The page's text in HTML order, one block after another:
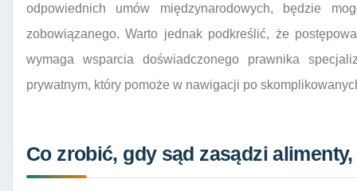
odpowiednich umów międzynarodowych, będzie
zobowiązanego. Warto jednak podkreślić, że
wymaga wsparcia doświadczonego prawnika
prywatnym, który pomoże w nawigacji po
Co zrobić, gdy sąd zasądzi alimenty,